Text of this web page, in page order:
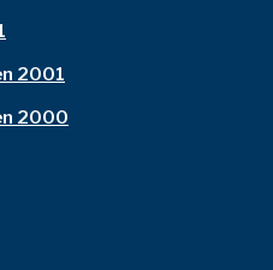
2001
2000